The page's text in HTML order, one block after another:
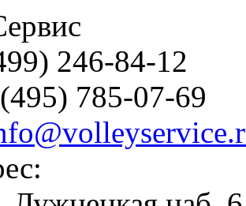
246-84-12
785-07-69